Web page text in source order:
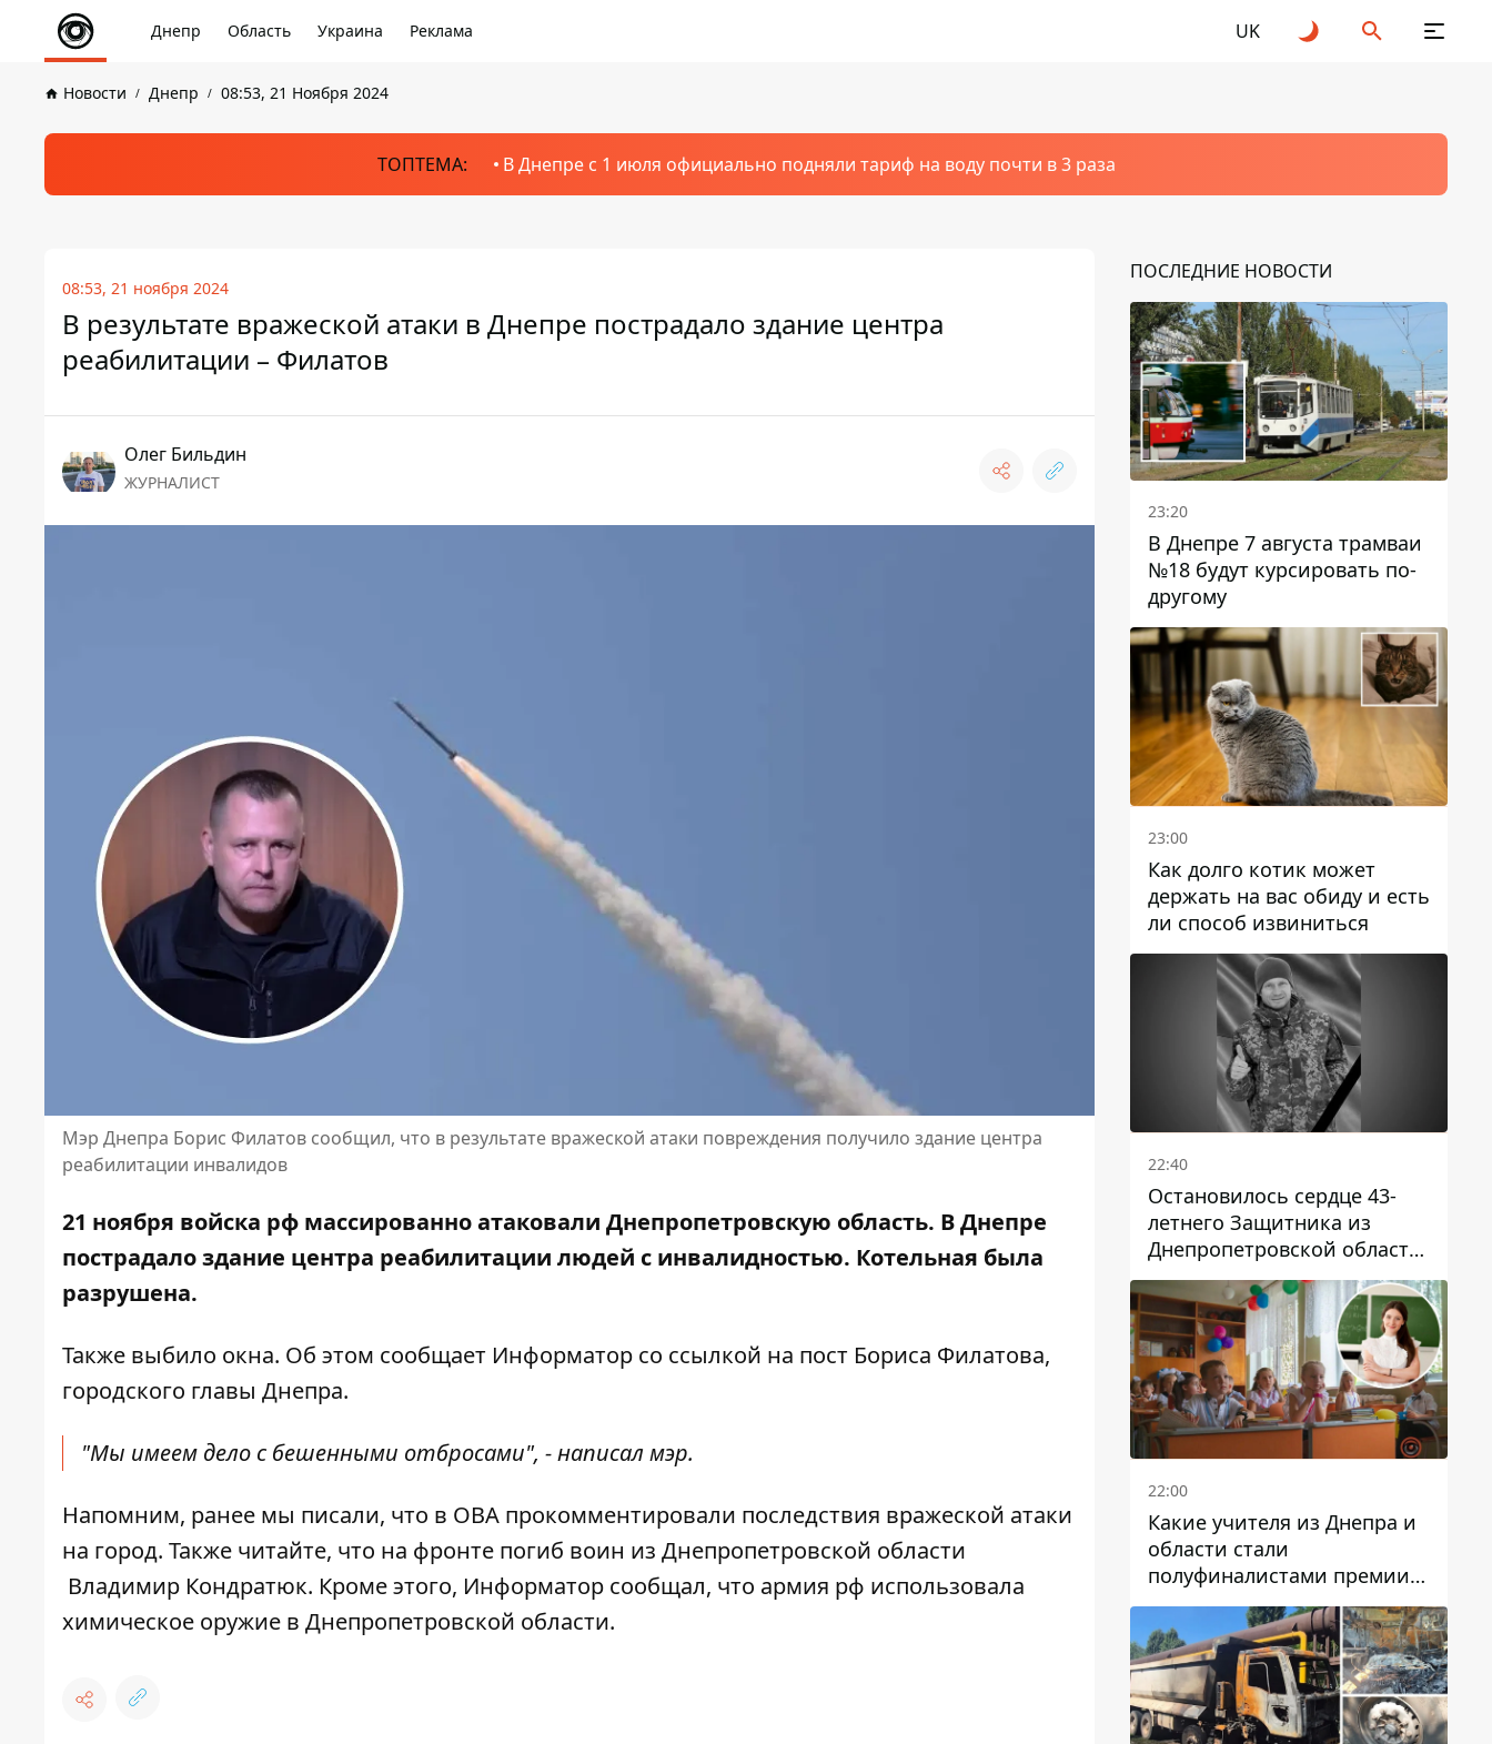
Днепр Область Украина Реклама UK
Новости Днепр 08:53, 21 Ноября 2024
ТОПТЕМА: В Днепре с 1 июля официально подняли тариф на воду почти в 3 раза
08:53, 21 ноября 2024
В результате вражеской атаки в Днепре пострадало здание центра
реабилитации – Филатов
Олег Бильдин
ЖУРНАЛИСТ
Мэр Днепра Борис Филатов сообщил, что в результате вражеской атаки повреждения получило здание центра
реабилитации инвалидов
21 ноября войска рф массированно атаковали Днепропетровскую область. В Днепре
пострадало здание центра реабилитации людей с инвалидностью. Котельная была
разрушена.
Также выбило окна. Об этом сообщает Информатор со ссылкой на пост Бориса Филатова,
городского главы Днепра.
"Мы имеем дело с бешенными отбросами", - написал мэр.
Напомним, ранее мы писали, что в ОВА прокомментировали последствия вражеской атаки
на город. Также читайте, что на фронте погиб воин из Днепропетровской области
Владимир Кондратюк. Кроме этого, Информатор сообщал, что армия рф использовала
химическое оружие в Днепропетровской области.
ПОСЛЕДНИЕ НОВОСТИ
23:20
В Днепре 7 августа трамваи
№18 будут курсировать по-
другому
23:00
Как долго котик может
держать на вас обиду и есть
ли способ извиниться
22:40
Остановилось сердце 43-
летнего Защитника из
Днепропетровской области
Евгения Зинченко
22:00
Какие учителя из Днепра и
области стали
полуфиналистами премии
Global Teacher Prize Ukraine
2026